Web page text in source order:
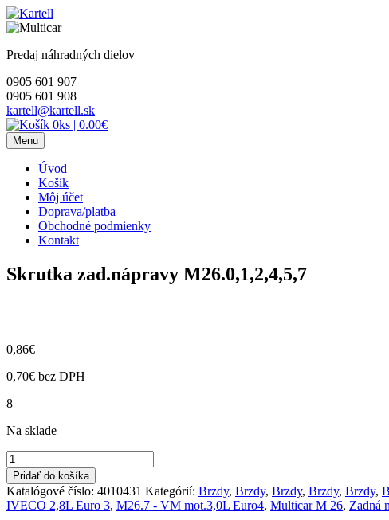
Skip
to
Predaj náhradných dielov
0905 601 907
0905 601 908
kartell@kartell.sk
0ks | 0.00€
Menu
Úvod
Košík
Môj účet
Doprava/platba
Obchodné podmienky
Kontakt
Skrutka zad.nápravy M26.0,1,2,4,5,7
0,86€
0,70€ bez DPH
8
Na sklade
množstvo
Skrutka
zad.nápravy
M26.0,1,2,4,5,7
Pridať do košíka
Katalógové číslo: 4010431 Kategórií: Brzdy, Brzdy, Brzdy, Brzdy, Brzdy,
IVECO 2,8L Euro 3, M26.7 - VM mot.3,0L Euro4, Multicar M 26, Zadná